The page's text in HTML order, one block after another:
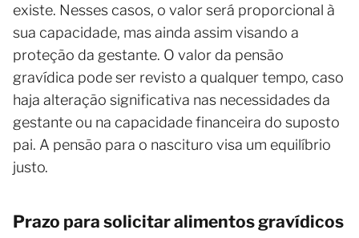
existe. Nesses casos, o valor será proporcional à
sua capacidade, mas ainda assim visando a
proteção da gestante. O valor da pensão
gravídica pode ser revisto a qualquer tempo, caso
haja alteração significativa nas necessidades da
gestante ou na capacidade financeira do suposto
pai. A pensão para o nascituro visa um equilíbrio
justo.
Prazo para solicitar alimentos gravídicos